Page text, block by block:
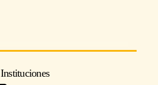
Instituciones